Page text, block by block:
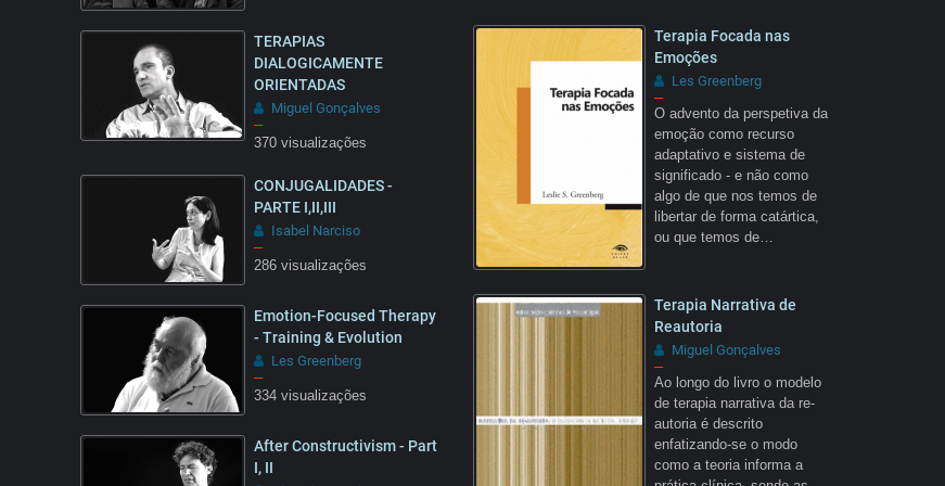
TERAPIAS
DIALOGICAMENTE
ORIENTADAS
Miguel Gonçalves
–
370 visualizações
CONJUGALIDADES -
PARTE I,II,III
Isabel Narciso
–
286 visualizações
Emotion-Focused Therapy
- Training & Evolution
Les Greenberg
–
334 visualizações
After Constructivism - Part
I, II
Terapia Focada nas
Emoções
Les Greenberg
–
O advento da perspetiva da
emoção como recurso
adaptativo e sistema de
significado - e não como
algo de que nos temos de
libertar de forma catártica,
ou que temos de…
Terapia Narrativa de
Reautoria
Miguel Gonçalves
–
Ao longo do livro o modelo
de terapia narrativa da re-
autoria é descrito
enfatizando-se o modo
como a teoria informa a